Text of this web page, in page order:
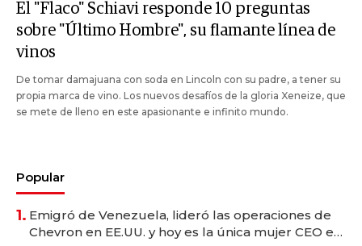
El "Flaco" Schiavi responde 10 preguntas
sobre "Último Hombre", su flamante línea de
vinos
De tomar damajuana con soda en Lincoln con su padre, a tener su
propia marca de vino. Los nuevos desafíos de la gloria Xeneize, que
se mete de lleno en este apasionante e infinito mundo.
Popular
1. Emigró de Venezuela, lideró las operaciones de
Chevron en EE.UU. y hoy es la única mujer CEO en